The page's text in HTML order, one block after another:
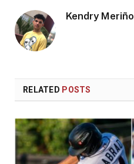
Kendry Meriño
RELATED POSTS